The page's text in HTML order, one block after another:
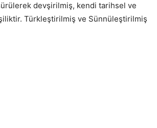
devşirilmiş, kendi tarihsel ve
Türkleştirilmiş ve Sünnüleştirilmiş